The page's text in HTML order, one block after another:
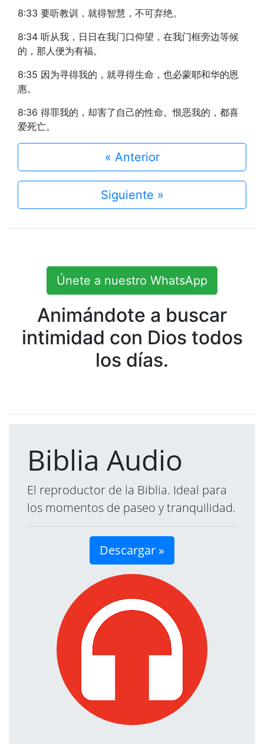
8:33 要听教训，就得智慧，不可弃绝。
8:34 听从我，日日在我门口仰望，在我门框旁边等候
的，那人便为有福。
8:35 因为寻得我的，就寻得生命，也必蒙耶和华的恩
惠。
8:36 得罪我的，却害了自己的性命。恨恶我的，都喜
爱死亡。
« Anterior
Siguiente »
Únete a nuestro WhatsApp
Animándote a buscar
intimidad con Dios todos
los días.
Biblia Audio
El reproductor de la Biblia. Ideal para
los momentos de paseo y tranquilidad.
Descargar »